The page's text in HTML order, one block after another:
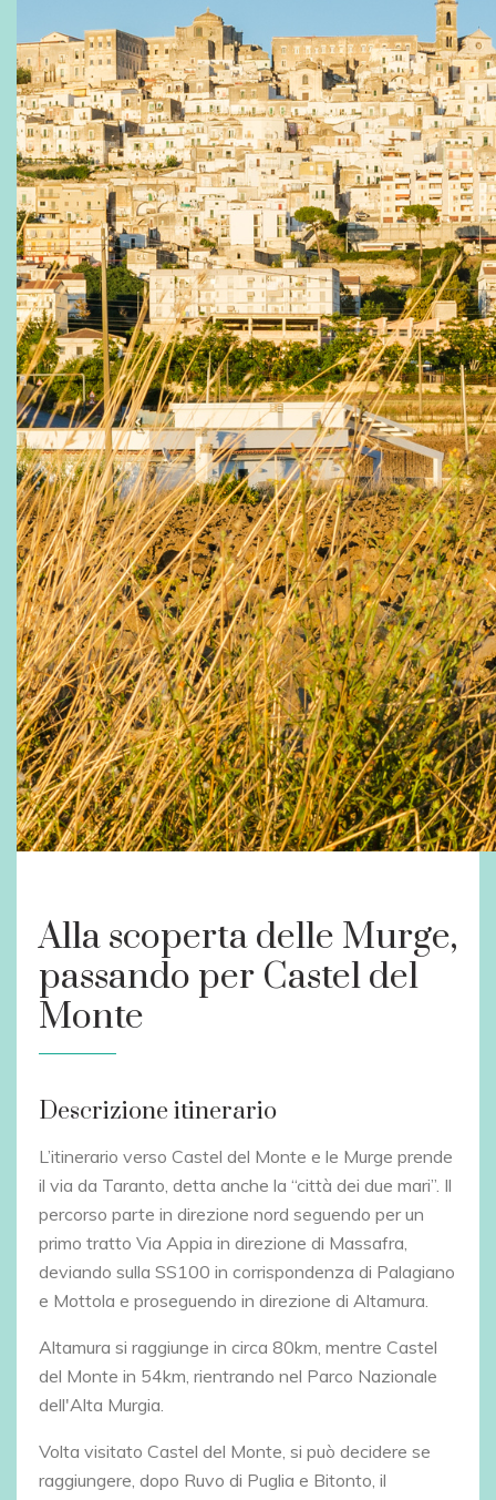
Alla scoperta delle Murge,
passando per Castel del
Monte
Descrizione itinerario
L’itinerario verso Castel del Monte e le Murge prende
il via da Taranto, detta anche la “città dei due mari”. Il
percorso parte in direzione nord seguendo per un
primo tratto Via Appia in direzione di Massafra,
deviando sulla SS100 in corrispondenza di Palagiano
e Mottola e proseguendo in direzione di Altamura.
Altamura si raggiunge in circa 80km, mentre Castel
del Monte in 54km, rientrando nel Parco Nazionale
dell'Alta Murgia.
Volta visitato Castel del Monte, si può decidere se
raggiungere, dopo Ruvo di Puglia e Bitonto, il